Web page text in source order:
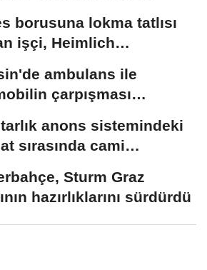
borusuna lokma tatlısı
işçi, Heimlich
ambulans ile
çarpışması
anons sistemindeki
sırasında cami
Sturm Graz
hazırlıklarını sürdürdü